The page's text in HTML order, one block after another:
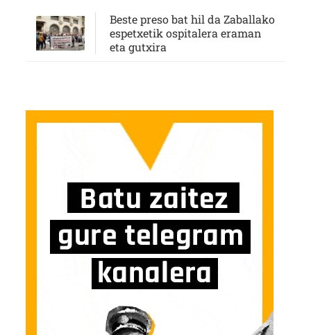
Beste preso bat hil da Zaballako
espetxetik ospitalera eraman
eta gutxira